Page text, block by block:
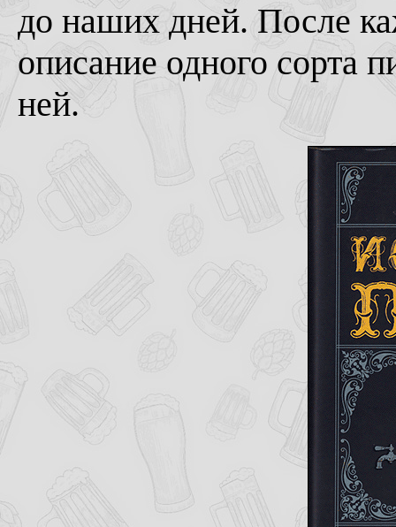
до наших дней. После
описание одного сорта
ней.